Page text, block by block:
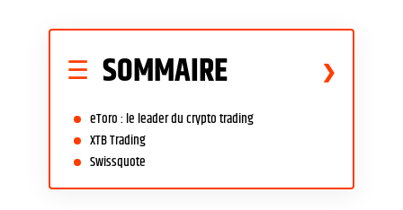
SOMMAIRE
eToro : le leader du crypto trading
XTB Trading
Swissquote